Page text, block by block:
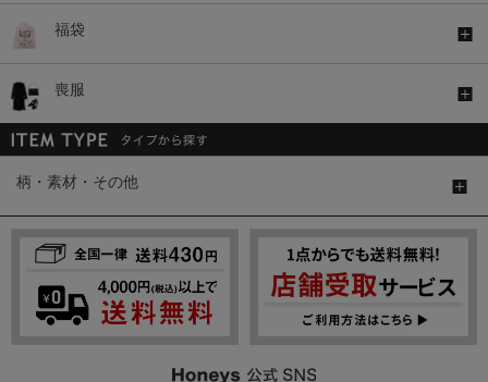
福袋
喪服
柄・素材・その他